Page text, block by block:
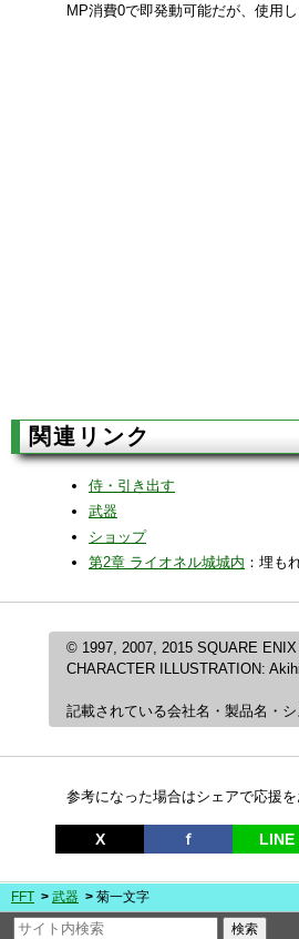
MP消費0で即発動可能だが、使用
関連リンク
侍・引き出す
武器
ショップ
第2章 ライオネル城城内 ：埋も
© 1997, 2007, 2015 SQUARE
CHARACTER ILLUSTRATION:
記載されている会社名・製品名・
参考になった場合はシェアで応援を
X ｆ LINE
FFT 武器 菊一文字